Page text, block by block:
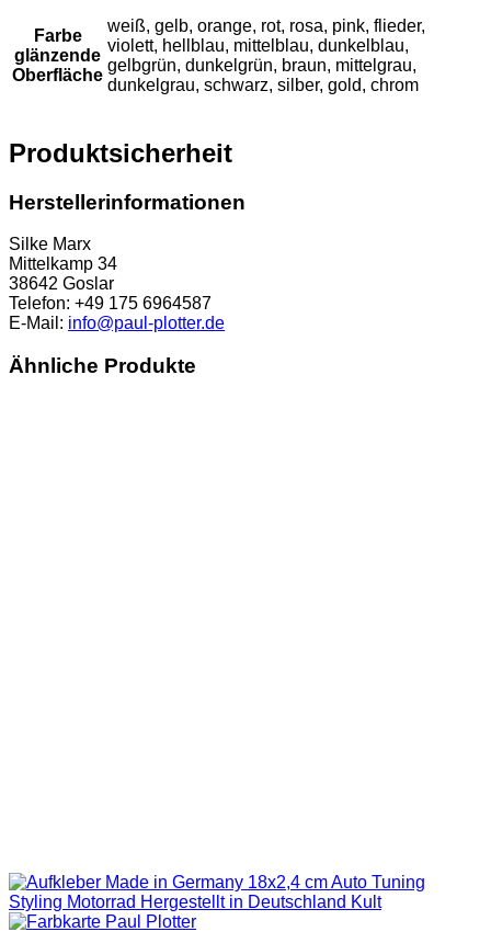
Farbe
glänzende
Oberfläche
weiß, gelb, orange, rot, rosa, pink, flieder,
violett, hellblau, mittelblau, dunkelblau,
gelbgrün, dunkelgrün, braun, mittelgrau,
dunkelgrau, schwarz, silber, gold, chrom
Produktsicherheit
Herstellerinformationen
Silke Marx
Mittelkamp 34
38642 Goslar
Telefon: +49 175 6964587
E-Mail: info@paul-plotter.de
Ähnliche Produkte